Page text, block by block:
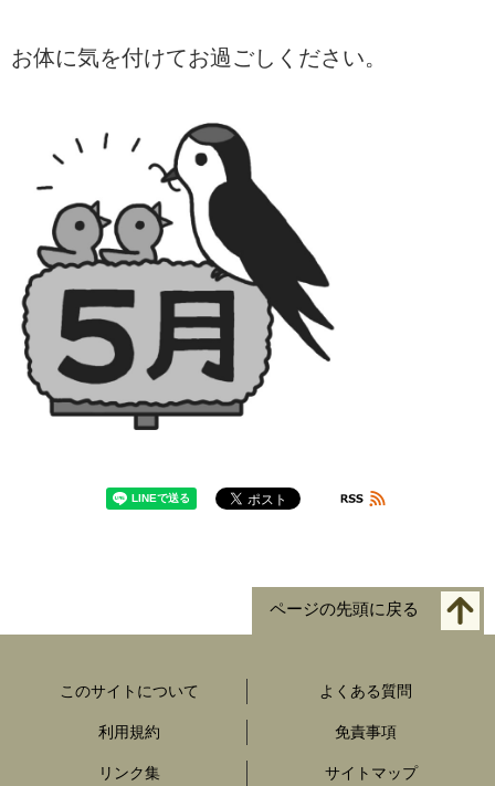
お体に気を付けてお過ごしください。
ページの先頭に戻る
このサイトについて よくある質問
利用規約 免責事項
リンク集 サイトマップ